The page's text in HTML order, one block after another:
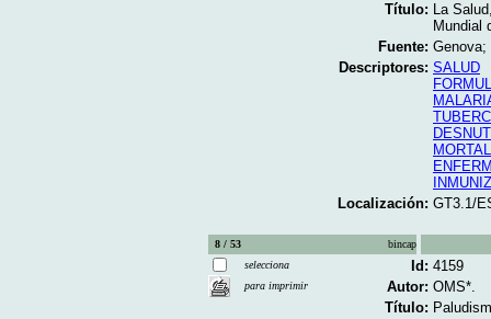
Título: La
Mundial
Fuente:
Descriptores: SALUD
Localización: GT3.1/
8 / 53
bincap
selecciona
para imprimir
Id: 4159
Autor: OMS*.
Título: